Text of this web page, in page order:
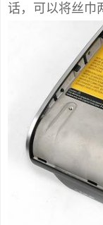
话，可以将丝巾